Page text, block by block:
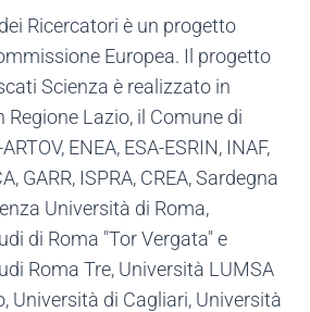
Ricercatori è un progetto
Europea. Il progetto
Scienza è realizzato in
Lazio, il Comune di
ENEA, ESA-ESRIN, INAF,
GARR, ISPRA, CREA, Sardegna
Università di Roma,
di Roma "Tor Vergata" e
Roma Tre, Università LUMSA
Università di Cagliari, Università